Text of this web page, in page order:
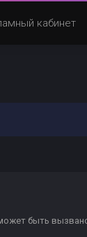
кабинет
быть